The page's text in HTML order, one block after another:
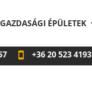
ÉPÜLETEK
+3620 523 4193